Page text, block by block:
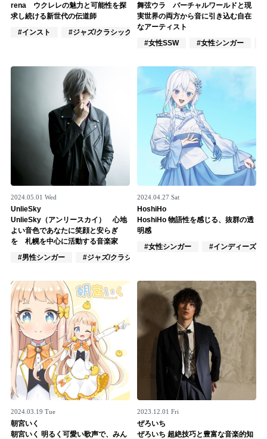
rena ウクレレの魅力と可能性を探
求し続ける新世代の伝道師
#インスト
#ジャズ/クラシック奏者 #楽器奏者
舞弦ウラ バーチャルワールドと現
実世界の両方から音に引き込む自在
なアーティスト
#女性SSW
#女性シンガー
2024.05.01 Wed
UnlieSky
UnlieSky（アンリースカイ） 心地
よい音色であなたに笑顔と安らぎ
を 札幌を中心に活動する音楽家
#男性シンガー
#ジャズ/クラシック奏者
2024.04.27 Sat
HoshiHo
HoshiHo 物語性を感じる、抜群の透
明感
#女性シンガー
#インディーズ
2024.03.19 Tue
朝宮いく
朝宮いく 明るく可愛い歌声で、みん
2023.12.01 Fri
ぜろいち
ぜろいち 超絶技巧と豊富な音楽的知